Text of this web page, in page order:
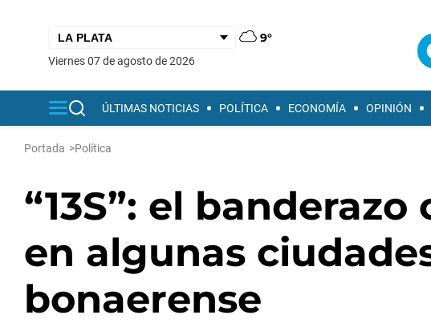
9°
viernes 07 de agosto de 2026
ÚLTIMAS NOTICIAS POLÍTICA ECONOMÍA OPINIÓN
Portada >Política
“13S”: el
en algunas
bonaerense